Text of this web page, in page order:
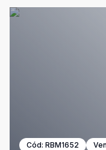
Cód: RBM1652